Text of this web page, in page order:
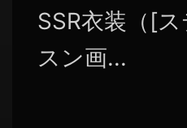
SSR衣装（[
スン画...